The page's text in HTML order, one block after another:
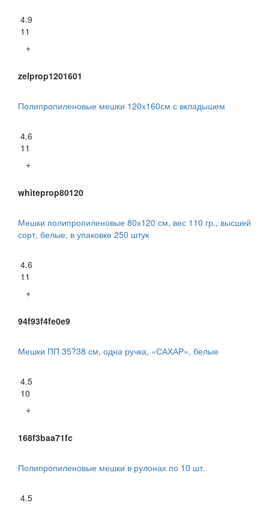
4.9
11
+
zelprop1201601
Полипропиленовые мешки 120х160см с вкладышем
4.6
11
+
whiteprop80120
Мешки полипропиленовые 80х120 см, вес 110 гр., высшей
сорт, белые, в упаковке 250 штук
4.6
11
+
94f93f4fe0e9
Мешки ПП 35?38 см, одна ручка, «САХАР», белые
4.5
10
+
168f3baa71fc
Полипропиленовые мешки в рулонах по 10 шт.
4.5